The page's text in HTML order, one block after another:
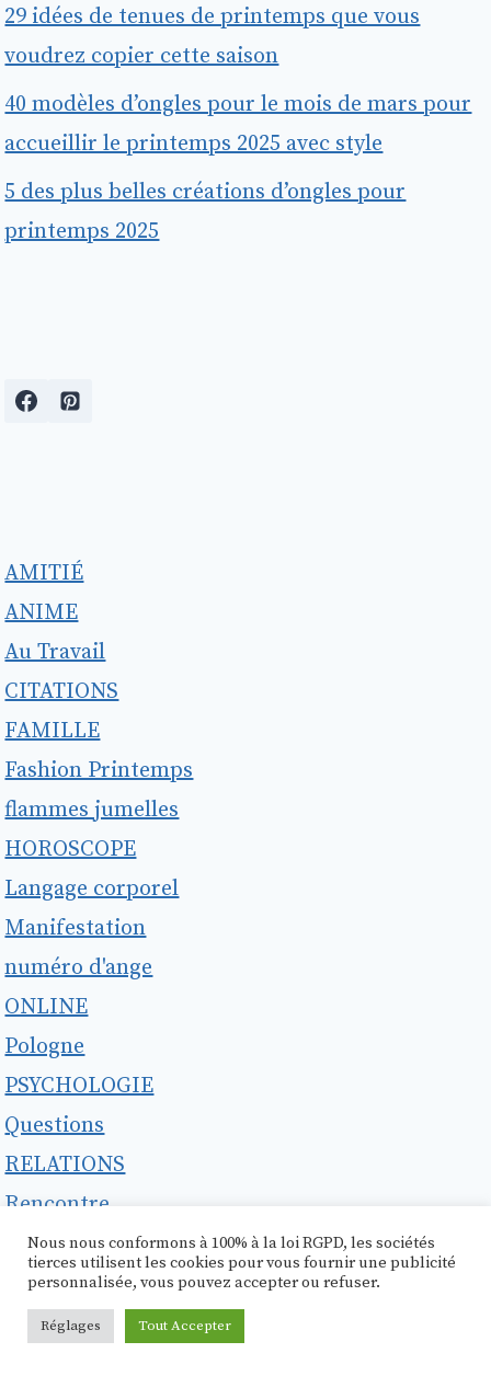
29 idées de tenues de printemps que vous
voudrez copier cette saison
40 modèles d’ongles pour le mois de mars pour
accueillir le printemps 2025 avec style
5 des plus belles créations d’ongles pour
printemps 2025
AMITIÉ
ANIME
Au Travail
CITATIONS
FAMILLE
Fashion Printemps
flammes jumelles
HOROSCOPE
Langage corporel
Manifestation
numéro d'ange
ONLINE
Pologne
PSYCHOLOGIE
Questions
RELATIONS
Rencontre
Réponses
rêves
Rupture
Nous nous conformons à 100% à la loi RGPD, les sociétés
tierces utilisent les cookies pour vous fournir une publicité
personnalisée, vous pouvez accepter ou refuser.
Réglages Tout Accepter